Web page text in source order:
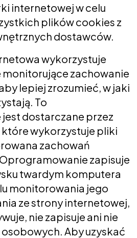
internetowej w celu
plików cookies z
dostawców.
wykorzystuje
zachowanie
lepiej zrozumieć, w jaki
To
dostarczane przez
wykorzystuje pliki
zachowań
zapisuje
twardym komputera
monitorowania jego
ze strony internetowej,
nie zapisuje ani nie
Aby uzyskać